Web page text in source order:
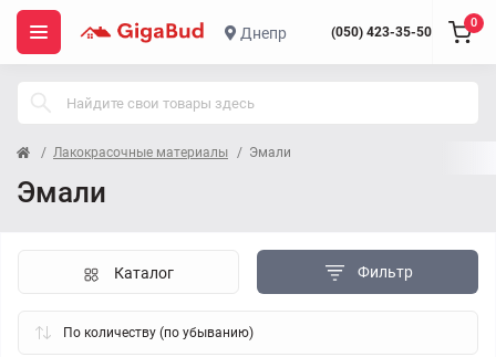
Днепр (050) 423-35-50
0
Лакокрасочные материалы Эмали
Эмали
Фильтр
Каталог